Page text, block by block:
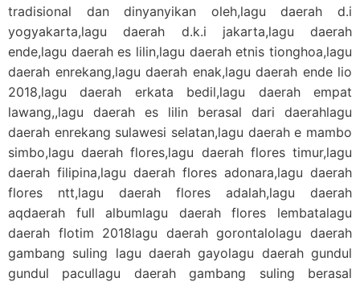
tradisional dan dinyanyikan oleh,lagu daerah d.i
yogyakarta,lagu daerah d.k.i jakarta,lagu daerah
ende,lagu daerah es lilin,lagu daerah etnis tionghoa,lagu
daerah enrekang,lagu daerah enak,lagu daerah ende lio
2018,lagu daerah erkata bedil,lagu daerah empat
lawang,,lagu daerah es lilin berasal dari daerahlagu
daerah enrekang sulawesi selatan,lagu daerah e mambo
simbo,lagu daerah flores,lagu daerah flores timur,lagu
daerah filipina,lagu daerah flores adonara,lagu daerah
flores ntt,lagu daerah flores adalah,lagu daerah
aqdaerah full albumlagu daerah flores lembatalagu
daerah flotim 2018lagu daerah gorontalolagu daerah
gambang suling lagu daerah gayolagu daerah gundul
gundul pacullagu daerah gambang suling berasal